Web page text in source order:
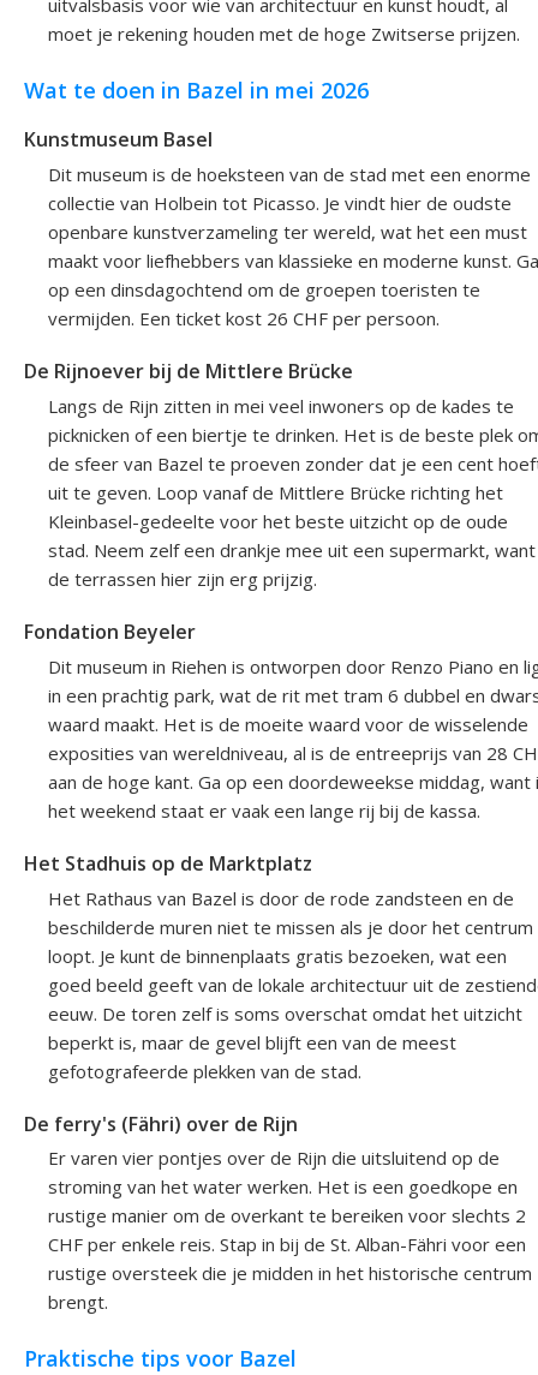
uitvalsbasis voor wie van architectuur en kunst houdt, al
moet je rekening houden met de hoge Zwitserse prijzen.
Wat te doen in Bazel in mei 2026
Kunstmuseum Basel
Dit museum is de hoeksteen van de stad met een enorme
collectie van Holbein tot Picasso. Je vindt hier de oudste
openbare kunstverzameling ter wereld, wat het een must
maakt voor liefhebbers van klassieke en moderne kunst. Ga
op een dinsdagochtend om de groepen toeristen te
vermijden. Een ticket kost 26 CHF per persoon.
De Rijnoever bij de Mittlere Brücke
Langs de Rijn zitten in mei veel inwoners op de kades te
picknicken of een biertje te drinken. Het is de beste plek
de sfeer van Bazel te proeven zonder dat je een cent
uit te geven. Loop vanaf de Mittlere Brücke richting het
Kleinbasel-gedeelte voor het beste uitzicht op de oude
stad. Neem zelf een drankje mee uit een supermarkt, want
de terrassen hier zijn erg prijzig.
Fondation Beyeler
Dit museum in Riehen is ontworpen door Renzo Piano en
in een prachtig park, wat de rit met tram 6 dubbel en
waard maakt. Het is de moeite waard voor de wisselende
exposities van wereldniveau, al is de entreeprijs van 28
aan de hoge kant. Ga op een doordeweekse middag, want
het weekend staat er vaak een lange rij bij de kassa.
Het Stadhuis op de Marktplatz
Het Rathaus van Bazel is door de rode zandsteen en de
beschilderde muren niet te missen als je door het centrum
loopt. Je kunt de binnenplaats gratis bezoeken, wat een
goed beeld geeft van de lokale architectuur uit de
eeuw. De toren zelf is soms overschat omdat het uitzicht
beperkt is, maar de gevel blijft een van de meest
gefotografeerde plekken van de stad.
De ferry's (Fähri) over de Rijn
Er varen vier pontjes over de Rijn die uitsluitend op de
stroming van het water werken. Het is een goedkope en
rustige manier om de overkant te bereiken voor slechts 2
CHF per enkele reis. Stap in bij de St. Alban-Fähri voor een
rustige oversteek die je midden in het historische centrum
brengt.
Praktische tips voor Bazel